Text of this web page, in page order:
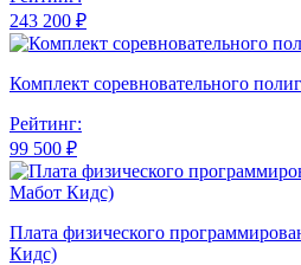
243 200 ₽
Комплект соревновательного
Рейтинг:
99 500 ₽
Плата физического
Кидс)